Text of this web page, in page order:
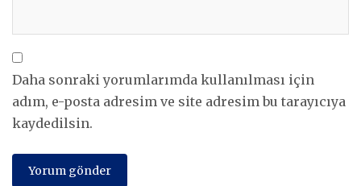
Daha sonraki yorumlarımda kullanılması için
adım, e-posta adresim ve site adresim bu tarayıcıya
kaydedilsin.